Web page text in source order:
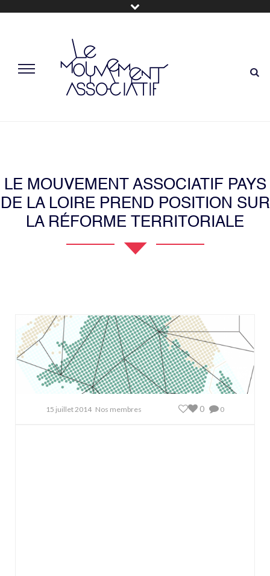
LE MOUVEMENT ASSOCIATIF PAYS
DE LA LOIRE PREND POSITION SUR
LA RÉFORME TERRITORIALE
15 juillet 2014 Nos membres 0
0